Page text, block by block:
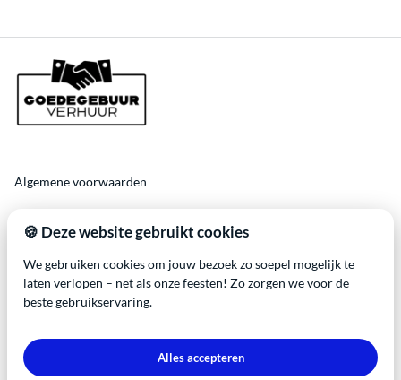
Algemene voorwaarden
2026 Goedegebuur Verhuur. All right reserved. Btw-vrijstelling
conform kleineondernemersregeling (KOR) - Deze pagina bevat
🍪 Deze website gebruikt cookies
We gebruiken cookies om jouw bezoek zo soepel mogelijk te
laten verlopen – net als onze feesten! Zo zorgen we voor de
beste gebruikservaring.
Alles accepteren